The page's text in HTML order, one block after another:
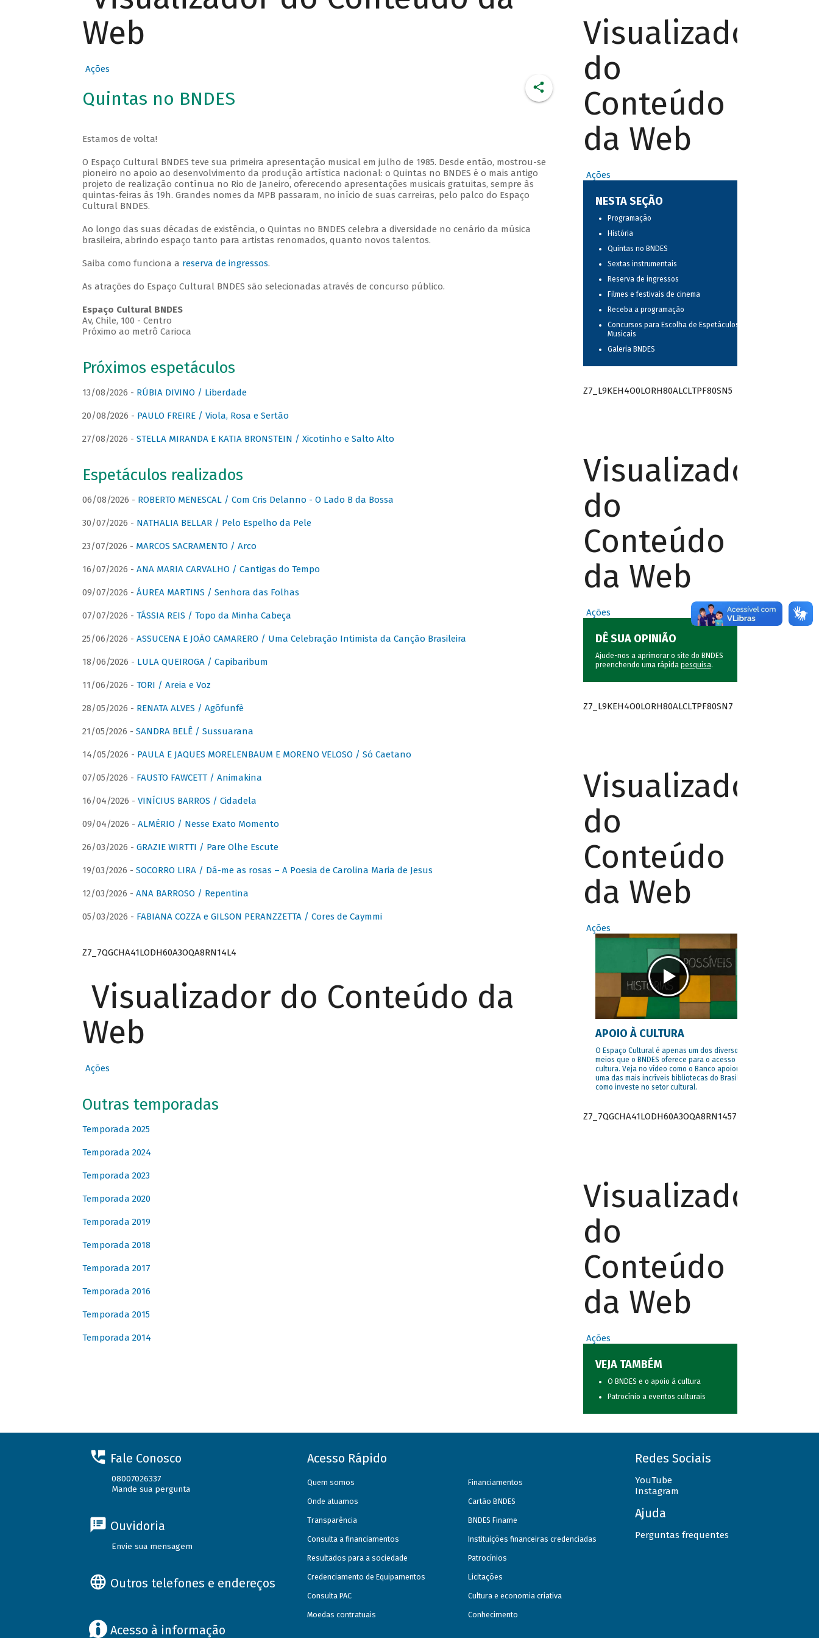
Web
Ações
Quintas no BNDES
Estamos de volta!
O Espaço Cultural BNDES teve sua primeira apresentação musical em julho de 1985. Desde então, mostrou-se
pioneiro no apoio ao desenvolvimento da produção artística nacional: o Quintas no BNDES é o mais antigo
projeto de realização contínua no Rio de Janeiro, oferecendo apresentações musicais gratuitas, sempre às
quintas-feiras às 19h. Grandes nomes da MPB passaram, no início de suas carreiras, pelo palco do Espaço
Cultural BNDES.
Ao longo das suas décadas de existência, o Quintas no BNDES celebra a diversidade no cenário da música
brasileira, abrindo espaço tanto para artistas renomados, quanto novos talentos.
Saiba como funciona a reserva de ingressos.
As atrações do Espaço Cultural BNDES são selecionadas através de concurso público.
Espaço Cultural BNDES
Av, Chile, 100 - Centro
Próximo ao metrô Carioca
Próximos espetáculos
13/08/2026 - RÚBIA DIVINO / Liberdade
20/08/2026 - PAULO FREIRE / Viola, Rosa e Sertão
27/08/2026 - STELLA MIRANDA E KATIA BRONSTEIN / Xicotinho e Salto Alto
Espetáculos realizados
06/08/2026 - ROBERTO MENESCAL / Com Cris Delanno - O Lado B da Bossa
30/07/2026 - NATHALIA BELLAR / Pelo Espelho da Pele
23/07/2026 - MARCOS SACRAMENTO / Arco
16/07/2026 - ANA MARIA CARVALHO / Cantigas do Tempo
09/07/2026 - ÁUREA MARTINS / Senhora das Folhas
07/07/2026 - TÁSSIA REIS / Topo da Minha Cabeça
25/06/2026 - ASSUCENA E JOÃO CAMARERO / Uma Celebração Intimista da Canção Brasileira
18/06/2026 - LULA QUEIROGA / Capibaribum
11/06/2026 - TORI / Areia e Voz
28/05/2026 - RENATA ALVES / Agôfunfè
21/05/2026 - SANDRA BELÊ / Sussuarana
14/05/2026 - PAULA E JAQUES MORELENBAUM E MORENO VELOSO / Só Caetano
07/05/2026 - FAUSTO FAWCETT / Animakina
16/04/2026 - VINÍCIUS BARROS / Cidadela
09/04/2026 - ALMÉRIO / Nesse Exato Momento
26/03/2026 - GRAZIE WIRTTI / Pare Olhe Escute
19/03/2026 - SOCORRO LIRA / Dá-me as rosas – A Poesia de Carolina Maria de Jesus
12/03/2026 - ANA BARROSO / Repentina
05/03/2026 - FABIANA COZZA e GILSON PERANZZETTA / Cores de Caymmi
Z7_7QGCHA41LODH60A3OQA8RN14L4
Visualizador do Conteúdo da
Web
Ações
Outras temporadas
Temporada 2025
Temporada 2024
Temporada 2023
Temporada 2020
Temporada 2019
Temporada 2018
Temporada 2017
Temporada 2016
Temporada 2015
Temporada 2014
Visualizador
do
Conteúdo
da Web
Ações
NESTA SEÇÃO
Programação
História
Quintas no BNDES
Sextas instrumentais
Reserva de ingressos
Filmes e festivais de cinema
Receba a programação
Concursos para Escolha de Espetáculos
Musicais
Galeria BNDES
Z7_L9KEH4O0LORH80ALCLTPF80SN5
Visualizador
do
Conteúdo
da Web
Ações
DÊ SUA OPINIÃO
Ajude-nos a aprimorar o site do BNDES
preenchendo uma rápida pesquisa.
Z7_L9KEH4O0LORH80ALCLTPF80SN7
Visualizador
do
Conteúdo
da Web
Ações
APOIO À CULTURA
O Espaço Cultural é apenas um dos diversos
meios que o BNDES oferece para o acesso à
cultura. Veja no vídeo como o Banco apoiou
uma das mais incríveis bibliotecas do Brasil e
como investe no setor cultural.
Z7_7QGCHA41LODH60A3OQA8RN1457
Visualizador
do
Conteúdo
da Web
Ações
VEJA TAMBÉM
O BNDES e o apoio à cultura
Patrocínio a eventos culturais
Fale Conosco
08007026337
Mande sua pergunta
Ouvidoria
Envie sua mensagem
Outros telefones e endereços
Acesso à informação
Acesso Rápido
Quem somos
Onde atuamos
Transparência
Consulta a financiamentos
Resultados para a sociedade
Credenciamento de Equipamentos
Consulta PAC
Moedas contratuais
Financiamentos
Cartão BNDES
BNDES Finame
Instituições financeiras credenciadas
Patrocínios
Licitações
Cultura e economia criativa
Conhecimento
Redes Sociais
YouTube
Instagram
Ajuda
Perguntas frequentes